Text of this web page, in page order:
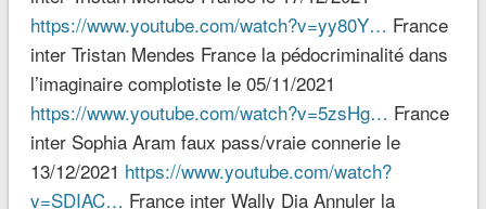
https://www.youtube.com/watch?v=yy80Y… France
inter Tristan Mendes France la pédocriminalité dans
l’imaginaire complotiste le 05/11/2021
https://www.youtube.com/watch?v=5zsHg… France
inter Sophia Aram faux pass/vraie connerie le
13/12/2021 https://www.youtube.com/watch?
v=SDIAC… France inter Wally Dia Annuler la